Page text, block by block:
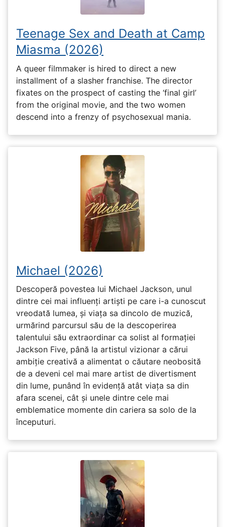
Teenage Sex and Death at Camp
Miasma (2026)
A queer filmmaker is hired to direct a new
installment of a slasher franchise. The director
fixates on the prospect of casting the ‘final girl’
from the original movie, and the two women
descend into a frenzy of psychosexual mania.
Michael (2026)
Descoperă povestea lui Michael Jackson, unul
dintre cei mai influenți artiști pe care i-a cunoscut
vreodată lumea, și viața sa dincolo de muzică,
urmărind parcursul său de la descoperirea
talentului său extraordinar ca solist al formației
Jackson Five, până la artistul vizionar a cărui
ambiție creativă a alimentat o căutare neobosită
de a deveni cel mai mare artist de divertisment
din lume, punând în evidență atât viața sa din
afara scenei, cât și unele dintre cele mai
emblematice momente din cariera sa solo de la
începuturi.